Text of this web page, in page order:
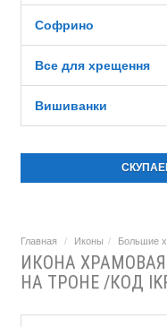
Софрино
Все для хрещення
Вишиванки
Главная Иконы Большие
ИКОНА
НА ТРОНЕ /КОД